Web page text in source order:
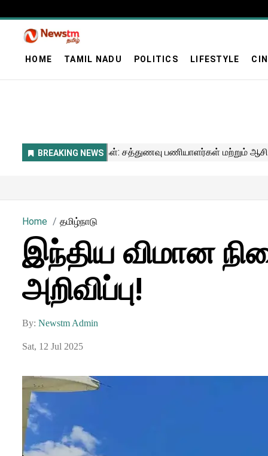
HOME TAMIL NADU POLITICS LIFESTYLE
Home தமிழ்நாடு
இந்திய விமான
அறிவிப்பு!
By: Newstm Admin
Sat, 12 Jul 2025